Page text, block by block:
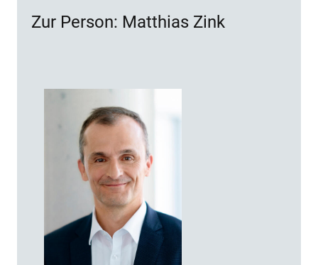
Zur Person: Matthias Zink